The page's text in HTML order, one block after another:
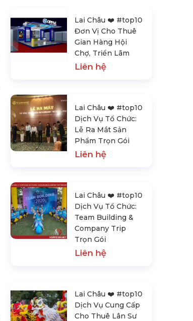
Lai Châu ❤️️ #top10
Đơn Vị Cho Thuê
Gian Hàng Hội
Chợ, Triển Lãm
Liên hệ
Lai Châu ❤️️ #top10
Dịch Vụ Tổ Chức:
Lễ Ra Mắt Sản
Phẩm Trọn Gói
Liên hệ
Lai Châu ❤️️ #top10
Dịch Vụ Tổ Chức:
Team Building &
Company Trip
Trọn Gói
Liên hệ
Lai Châu ❤️️ #top10
Dịch Vụ Cung Cấp
Cho Thuê Lân Sư